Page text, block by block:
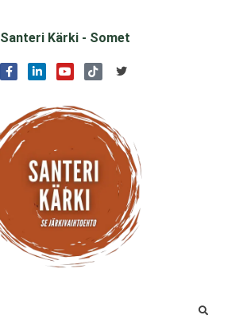
Santeri Kärki - Somet